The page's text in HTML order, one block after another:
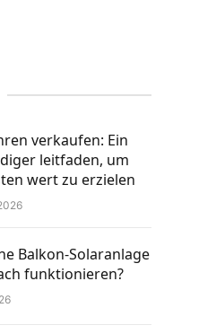
verkaufen: Ein
leitfaden, um
wert zu erzielen
Balkon-Solaranlage
funktionieren?